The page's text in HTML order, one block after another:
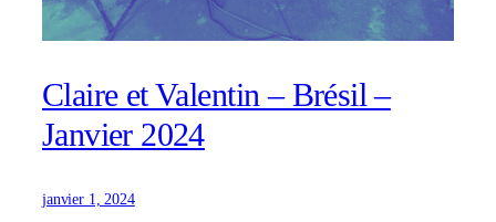
Claire et Valentin – Brésil –
Janvier 2024
janvier 1, 2024